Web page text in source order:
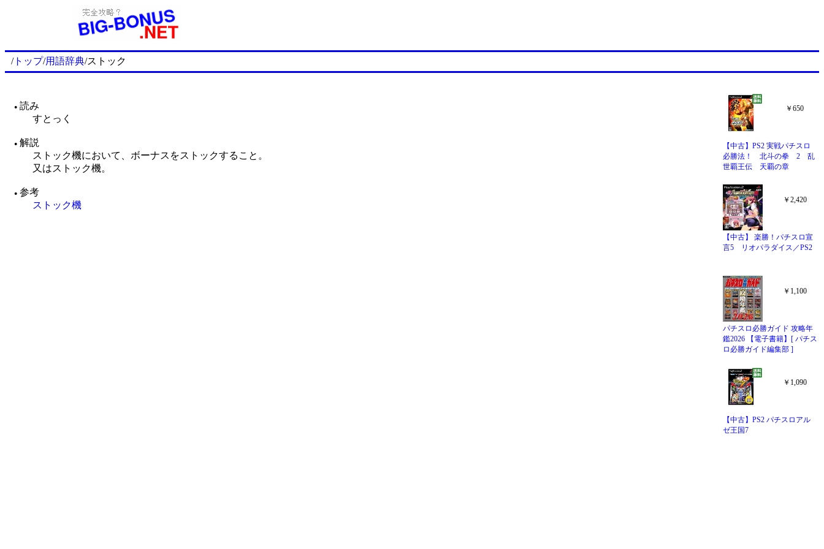
/トップ/用語辞典/ストック
● 読み
すとっく
● 解説
ストック機において、ボーナスをストックすること。
又はストック機。
● 参考
ストック機